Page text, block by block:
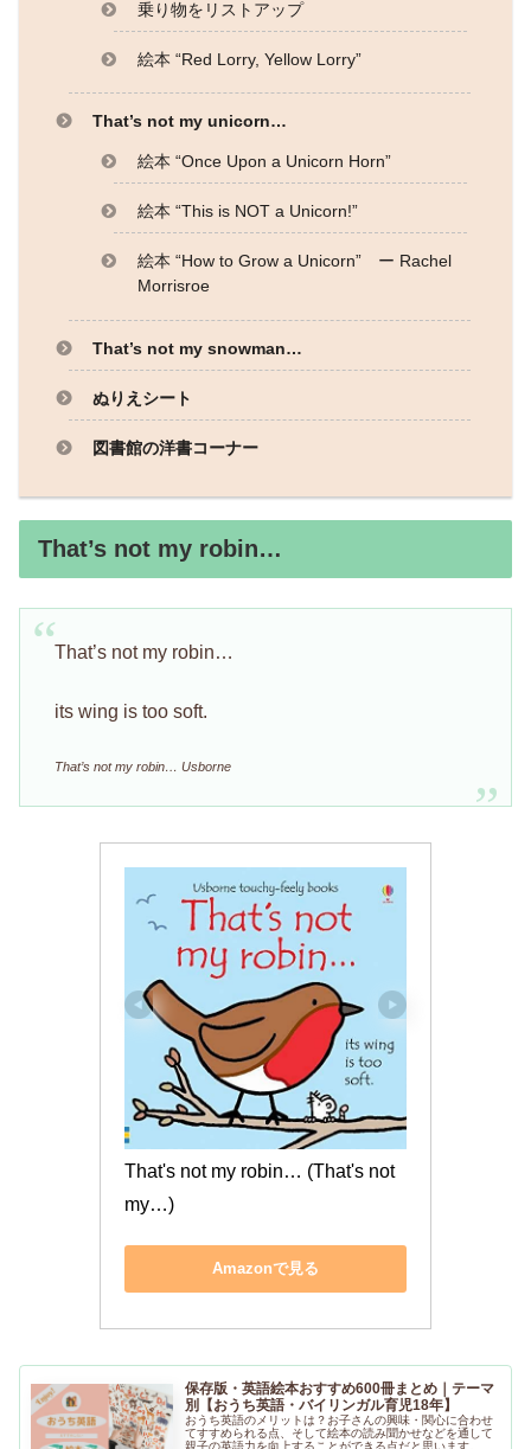
乗り物をリストアップ
絵本 “Red Lorry, Yellow Lorry”
That’s not my unicorn…
絵本 “Once Upon a Unicorn Horn”
絵本 “This is NOT a Unicorn!”
絵本 “How to Grow a Unicorn” ー Rachel
Morrisroe
That’s not my snowman…
ぬりえシート
図書館の洋書コーナー
That’s not my robin…
That’s not my robin…
its wing is too soft.
That’s not my robin… Usborne
That's not my robin… (That's not
my…)
Amazonで見る
保存版・英語絵本おすすめ600冊まとめ｜テーマ
別【おうち英語・バイリンガル育児18年】
おうち英語のメリットは？お子さんの興味・関心に合わせ
てすすめられる点、そして絵本の読み聞かせなどを通して
親子の英語力を向上することができる点だと思います。テ